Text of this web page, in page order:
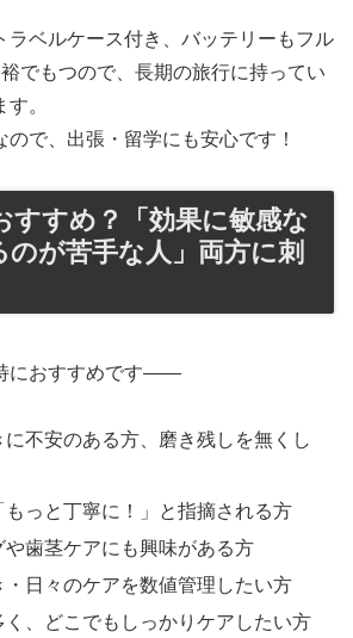
ラベルケース付き、バッテリーもフル
でもつので、長期の旅行に持ってい
。
で、出張・留学にも安心です！
すすめ？「効果に敏感な
のが苦手な人」両方に刺
におすすめです――
に不安のある方、磨き残しを無くし
っと丁寧に！」と指摘される方
や歯茎ケアにも興味がある方
・日々のケアを数値管理したい方
、どこでもしっかりケアしたい方